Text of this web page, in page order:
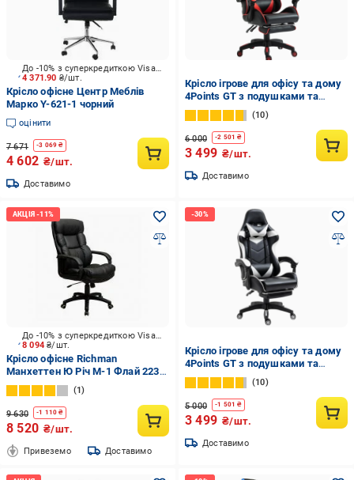
4 371.90 ₴/шт.
До -10% з суперкредиткою Visa Вигода
Крісло офісне Центр Меблів
Марко Y-621-1 чорний
оцінити
7 671 -3 069 ₴
4 602 ₴/шт.
Доставимо
Крісло ігрове для офісу та дому
4Points GT з подушками та
підставкою для ніг Чорний/
Червоний (40035)
10
6 000 -2 501 ₴
3 499 ₴/шт.
Доставимо
8 094₴/шт.
До -10% з суперкредиткою Visa Вигода
Крісло офісне Richman
Манхеттен Ю Річ М-1 Флай 2230
чорний
1
9 630 -1 110 ₴
8 520 ₴/шт.
Привеземо Доставимо
Крісло ігрове для офісу та дому
4Points GT з подушками та
підставкою для ніг Чорний/Білий
(40039)
10
5 000 -1 501 ₴
3 499 ₴/шт.
Доставимо